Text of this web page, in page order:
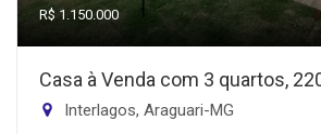
R$ 1.150.000
Casa à Venda com 3 quartos,
Interlagos, Araguari-MG